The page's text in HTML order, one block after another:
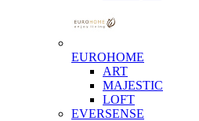
EUROHOME
ART
MAJESTIC
LOFT
EVERSENSE